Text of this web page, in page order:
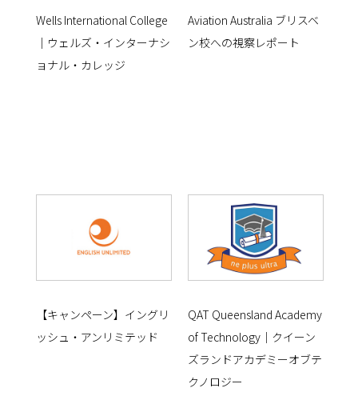
Wells International College
｜ウェルズ・インターナシ
ョナル・カレッジ
Aviation Australia ブリスベ
ン校への視察レポート
【キャンペーン】イングリ
ッシュ・アンリミテッド
QAT Queensland Academy
of Technology｜クイーン
ズランドアカデミーオブテ
クノロジー